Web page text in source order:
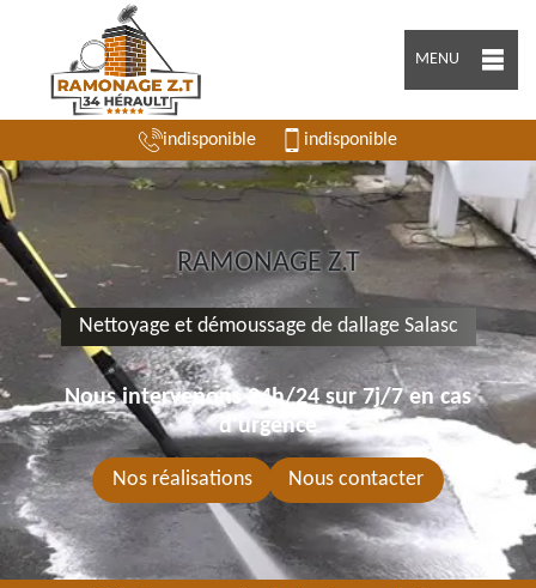
MENU
indisponible indisponible
RAMONAGE Z.T
Nettoyage et démoussage de dallage Salasc
Nous intervenons 24h/24 sur 7j/7 en cas
d'urgence
Nos réalisations Nous contacter